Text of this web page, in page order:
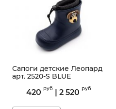
Сапоги детские Леопард
арт. 2520-S BLUE
2520-S
420 руб| 2 520 руб